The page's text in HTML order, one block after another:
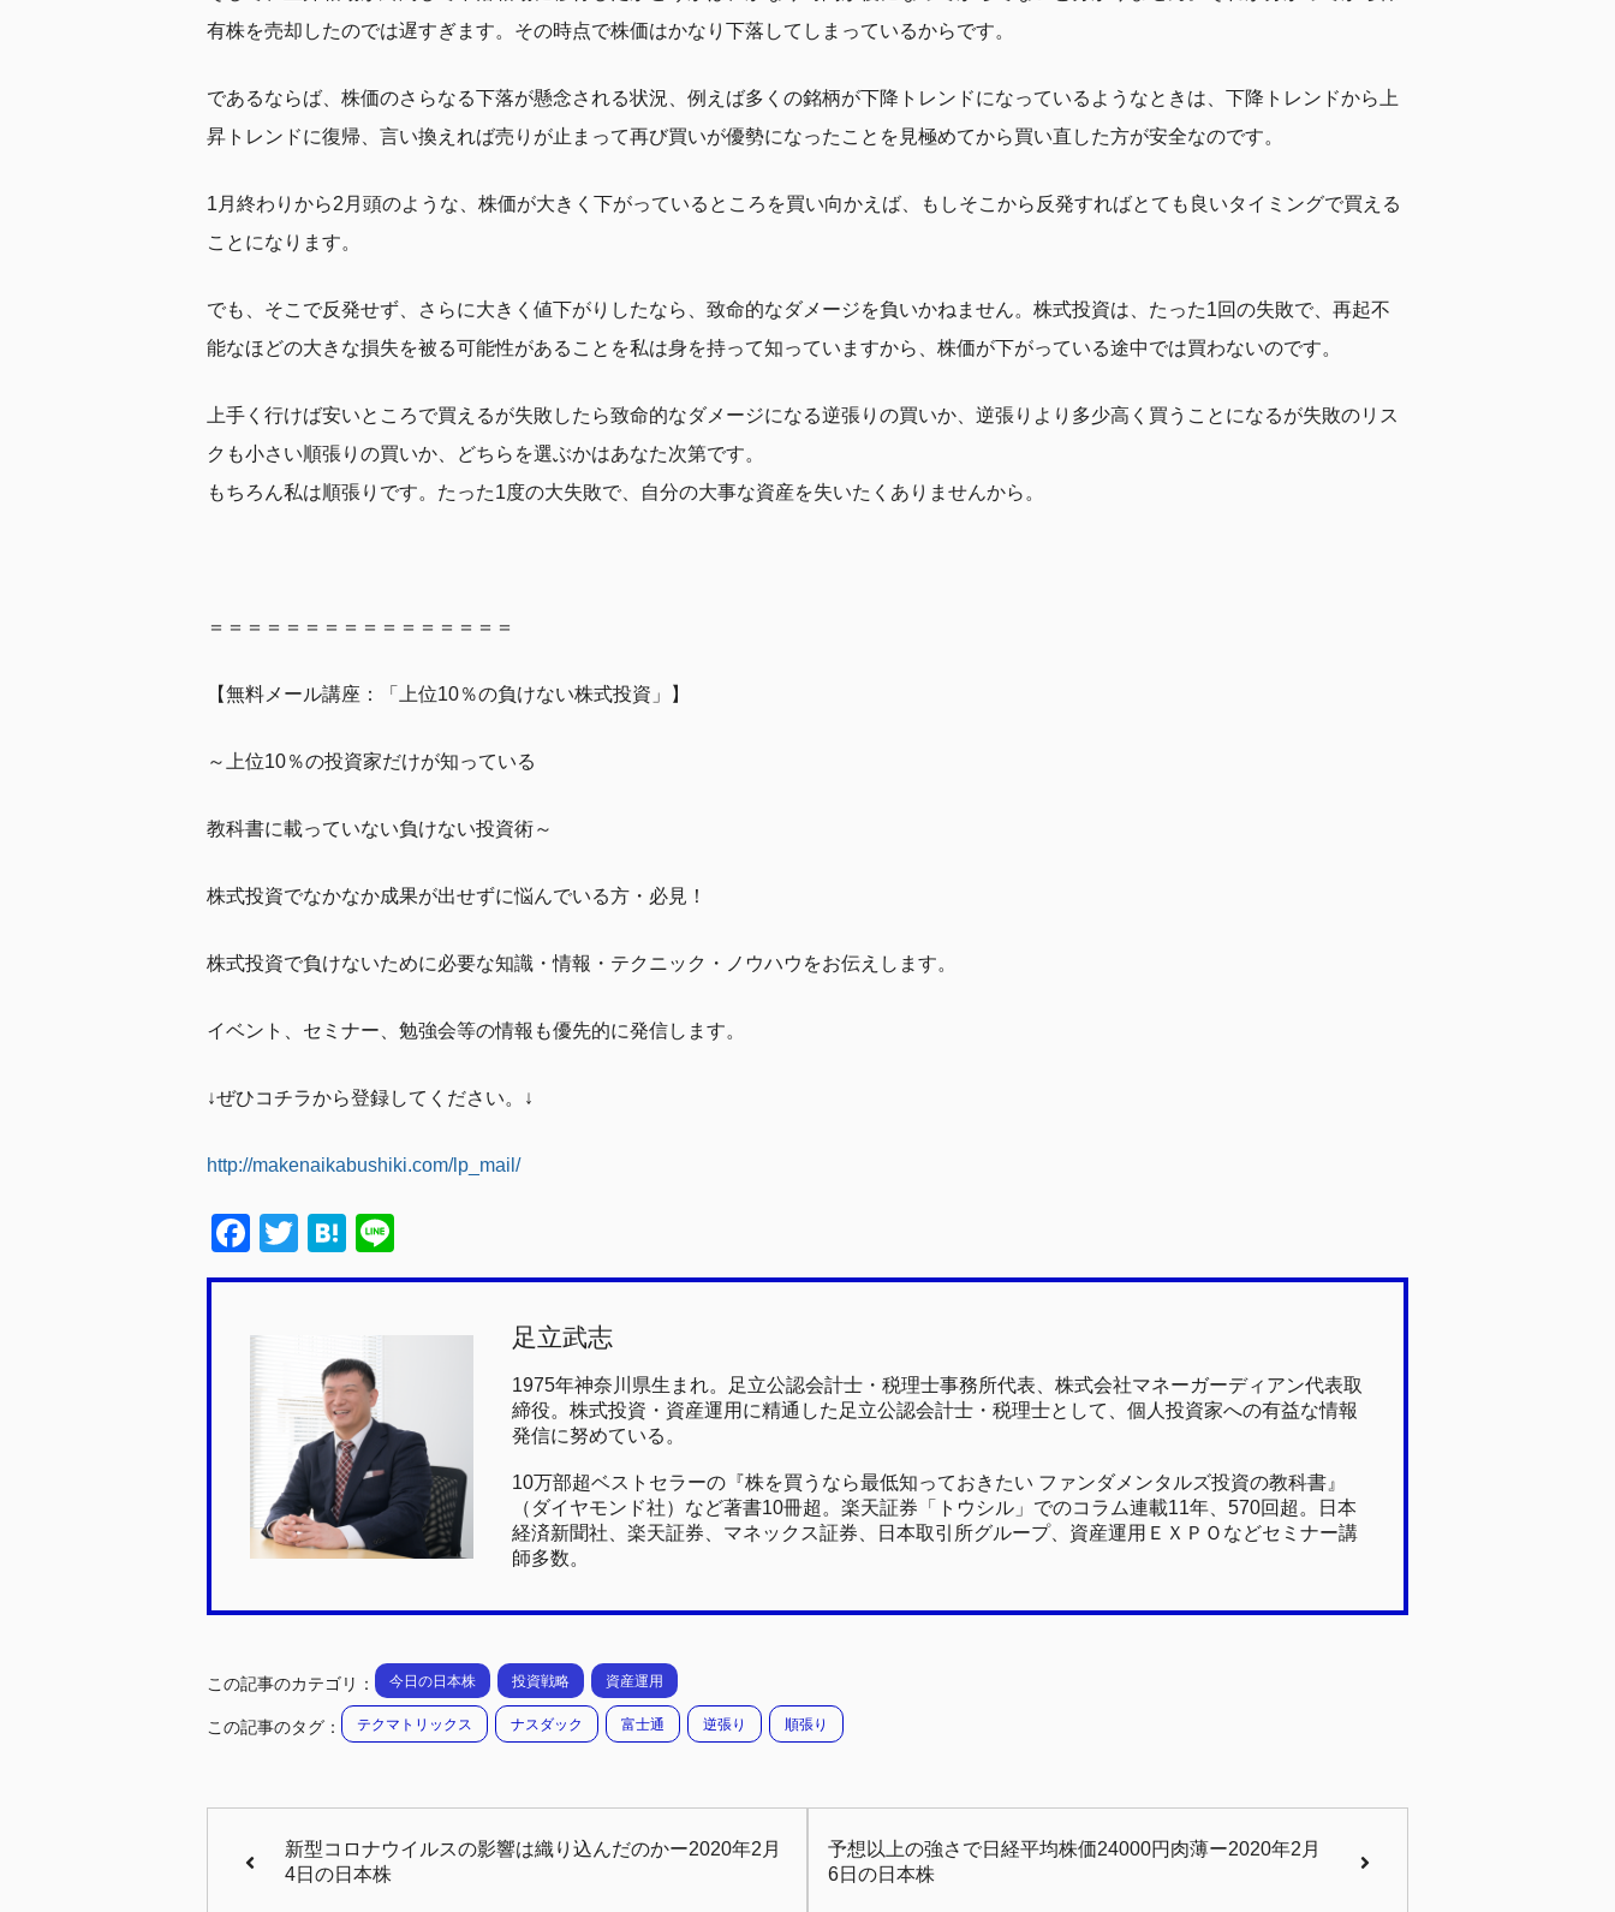
有株を売却したのでは遅すぎます。その時点で株価はかなり下落してしまっているからです。
であるならば、株価のさらなる下落が懸念される状況、例えば多くの銘柄が下降トレンドになっているようなときは、下降トレンドから上
昇トレンドに復帰、言い換えれば売りが止まって再び買いが優勢になったことを見極めてから買い直した方が安全なのです。
1月終わりから2月頭のような、株価が大きく下がっているところを買い向かえば、もしそこから反発すればとても良いタイミングで買える
ことになります。
でも、そこで反発せず、さらに大きく値下がりしたなら、致命的なダメージを負いかねません。株式投資は、たった1回の失敗で、再起不
能なほどの大きな損失を被る可能性があることを私は身を持って知っていますから、株価が下がっている途中では買わないのです。
上手く行けば安いところで買えるが失敗したら致命的なダメージになる逆張りの買いか、逆張りより多少高く買うことになるが失敗のリス
クも小さい順張りの買いか、どちらを選ぶかはあなた次第です。
もちろん私は順張りです。たった1度の大失敗で、自分の大事な資産を失いたくありませんから。
＝＝＝＝＝＝＝＝＝＝＝＝＝＝＝＝
【無料メール講座：「上位10％の負けない株式投資」】
～上位10％の投資家だけが知っている
教科書に載っていない負けない投資術～
株式投資でなかなか成果が出せずに悩んでいる方・必見！
株式投資で負けないために必要な知識・情報・テクニック・ノウハウをお伝えします。
イベント、セミナー、勉強会等の情報も優先的に発信します。
↓ぜひコチラから登録してください。↓
http://makenaikabushiki.com/lp_mail/
F
a
e
b
o
o
k
T
wi
H
at
n
a
n
足立武志
1975年神奈川県生まれ。足立公認会計士・税理士事務所代表、株式会社マネーガーディアン代表取
締役。株式投資・資産運用に精通した足立公認会計士・税理士として、個人投資家への有益な情報
発信に努めている。
10万部超ベストセラーの『株を買うなら最低知っておきたい ファンダメンタルズ投資の教科書』
（ダイヤモンド社）など著書10冊超。楽天証券「トウシル」でのコラム連載11年、570回超。日本
経済新聞社、楽天証券、マネックス証券、日本取引所グループ、資産運用ＥＸＰＯなどセミナー講
師多数。
この記事のカテゴリ： 今日の日本株 投資戦略 資産運用
この記事のタグ： テクマトリックス ナスダック 富士通 逆張り 順張り
新型コロナウイルスの影響は織り込んだのかー2020年2月
4日の日本株
予想以上の強さで日経平均株価24000円肉薄ー2020年2月
6日の日本株